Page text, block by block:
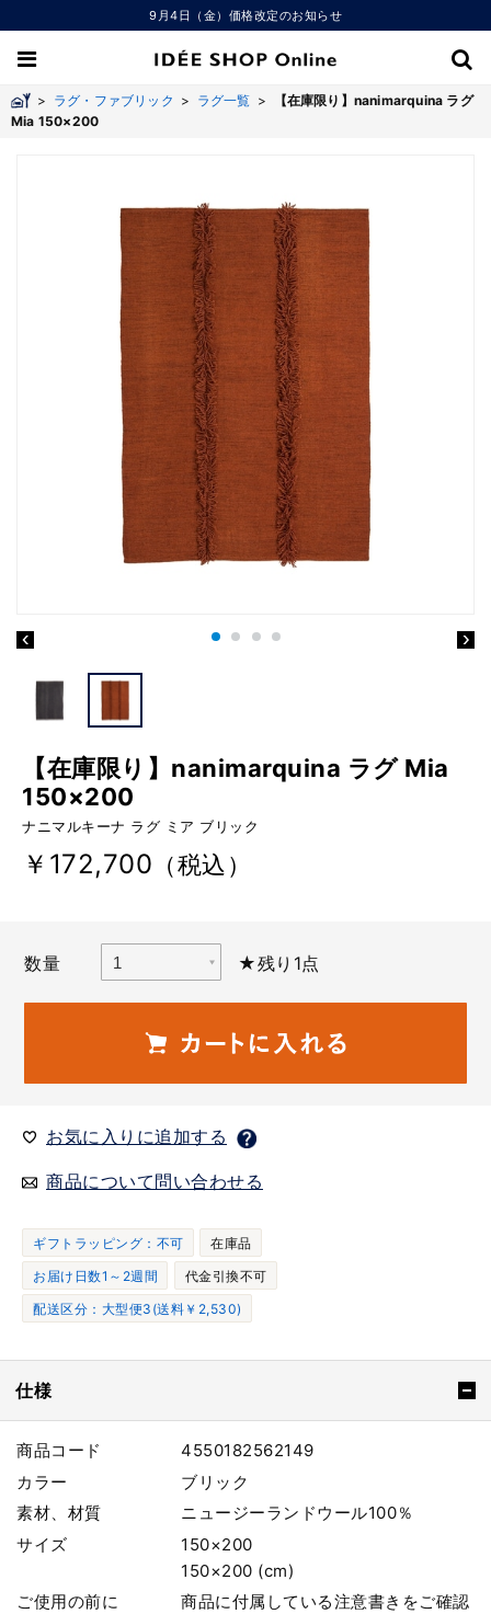
9月4日（金）価格改定のお知らせ
> ラグ・ファブリック > ラグ一覧 >
【在庫限り】nanimarquina ラグ
Mia 150×200
【在庫限り】nanimarquina ラグ Mia
150×200
ナニマルキーナ ラグ ミア ブリック
￥172,700 （税込）
数量 ★残り1点
お気に入りに追加する
商品について問い合わせる
ギフトラッピング：不可
在庫品
お届け日数1～2週間
代金引換不可
配送区分：大型便3(送料￥2,530)
仕様
商品コード
4550182562149
カラー
ブリック
素材、材質
ニュージーランドウール100％
サイズ
150×200
150×200 (cm)
ご使用の前に
商品に付属している注意書きをご確認